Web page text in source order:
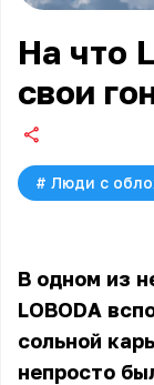
На что
свои
# Люди с
В одном из
LOBODA
сольной
непросто